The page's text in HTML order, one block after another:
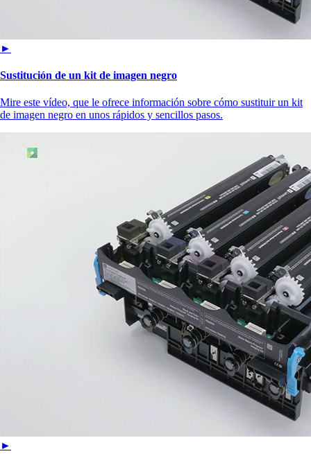
►
Sustitución de un kit de imagen negro
Mire este vídeo, que le ofrece información sobre cómo sustituir un kit
de imagen negro en unos rápidos y sencillos pasos.
►